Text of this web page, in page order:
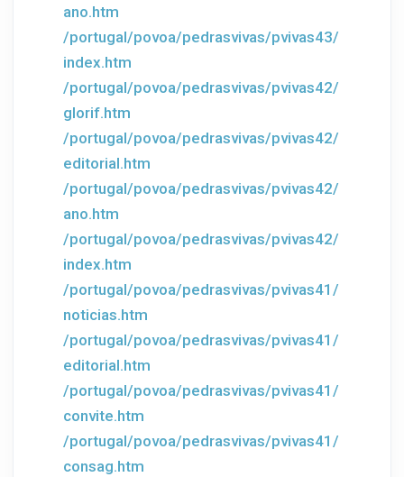
ano.htm
/portugal/povoa/pedrasvivas/pvivas43/
index.htm
/portugal/povoa/pedrasvivas/pvivas42/
glorif.htm
/portugal/povoa/pedrasvivas/pvivas42/
editorial.htm
/portugal/povoa/pedrasvivas/pvivas42/
ano.htm
/portugal/povoa/pedrasvivas/pvivas42/
index.htm
/portugal/povoa/pedrasvivas/pvivas41/
noticias.htm
/portugal/povoa/pedrasvivas/pvivas41/
editorial.htm
/portugal/povoa/pedrasvivas/pvivas41/
convite.htm
/portugal/povoa/pedrasvivas/pvivas41/
consag.htm